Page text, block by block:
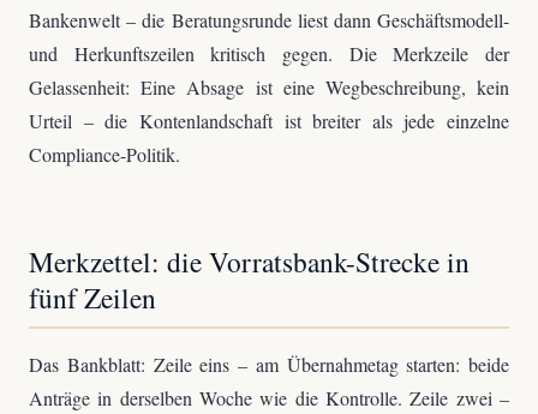
Bankenwelt – die Beratungsrunde liest dann Geschäftsmodell-
und Herkunftszeilen kritisch gegen. Die Merkzeile der
Gelassenheit: Eine Absage ist eine Wegbeschreibung, kein
Urteil – die Kontenlandschaft ist breiter als jede einzelne
Compliance-Politik.
Merkzettel: die Vorratsbank-Strecke in
fünf Zeilen
Das Bankblatt: Zeile eins – am Übernahmetag starten: beide
Anträge in derselben Woche wie die Kontrolle. Zeile zwei –